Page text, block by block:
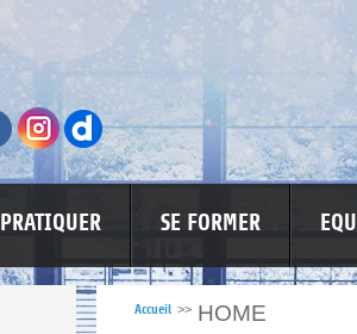
PRATIQUER SE FORMER
Accueil >> HOME